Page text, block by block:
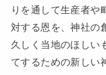
りを通して生産者や
対する恩を、神社の
久しく当地のほしい
てするための新しい